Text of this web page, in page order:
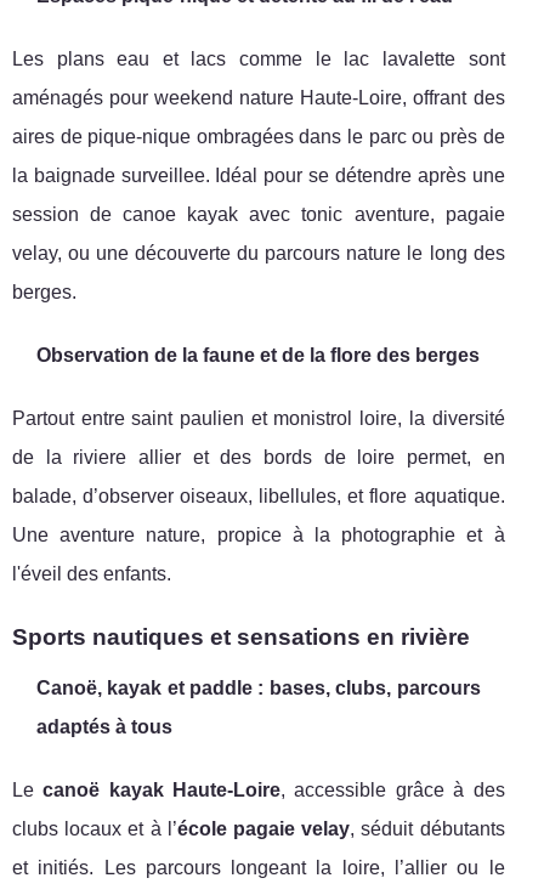
Les plans eau et lacs comme le lac lavalette sont
aménagés pour weekend nature Haute-Loire, offrant des
aires de pique-nique ombragées dans le parc ou près de
la baignade surveillee. Idéal pour se détendre après une
session de canoe kayak avec tonic aventure, pagaie
velay, ou une découverte du parcours nature le long des
berges.
Observation de la faune et de la flore des berges
Partout entre saint paulien et monistrol loire, la diversité
de la riviere allier et des bords de loire permet, en
balade, d’observer oiseaux, libellules, et flore aquatique.
Une aventure nature, propice à la photographie et à
l'éveil des enfants.
Sports nautiques et sensations en rivière
Canoë, kayak et paddle : bases, clubs, parcours
adaptés à tous
Lecanoë kayak Haute-Loire, accessible grâce à des
clubs locaux et à l’école pagaie velay, séduit débutants
et initiés. Les parcours longeant la loire, l’allier ou le